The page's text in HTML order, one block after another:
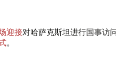
迎接对哈萨克斯坦进行国事访
。